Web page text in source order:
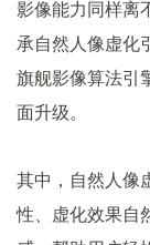
影像能力同样离
承自然人像虚化
旗舰影像算法引
面升级。
其中，自然人像
性、虚化效果自